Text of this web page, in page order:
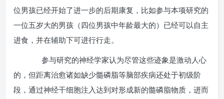
位男孩已经开始了进一步的后期康复，比如参与本项研究的
一位五岁大的男孩（四位男孩中年龄最大的）已经可以自主
进食，并在辅助下可进行行走。
参与研究的神经学家认为尽管这些迹象是激动人心
的，但距离治愈诸如缺少髓磷脂等脑部疾病还处于初级阶
段，通过神经干细胞注入达到对形成新的髓磷脂物质，进而